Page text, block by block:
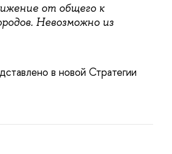
от общего к
Невозможно из
в новой Стратегии